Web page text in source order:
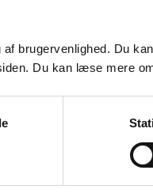
brugervenlighed. Du
Du kan læse mere